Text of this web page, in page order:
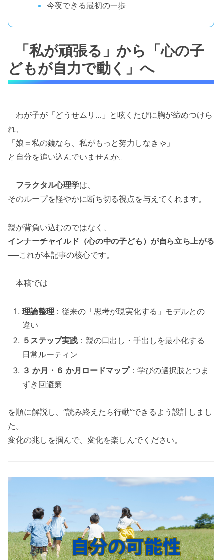
今夜できる最初の一歩
「私が頑張る」から「心の子
どもが自力で動く」へ
わが子が「どうせムリ…」と呟くたびに胸が締めつけら
れ、
「娘＝私の鏡なら、私がもっと努力しなきゃ」
と自分を追い込んでいませんか。
フラクタル心理学は、
そのループを軽やかに断ち切る視点を与えてくれます。
親が背負い込むのではなく、
インナーチャイルド（心の中の子ども）が自ら立ち上がる
──これが本記事の核心です。
本稿では
理論整理 ：従来の「思考が現実化する」モデルとの
違い
５ステップ実践 ：親の口出し・手出しを最小化する
日常ルーティン
３ か月・６ か月ロードマップ：学びの選択肢とつま
ずき回避策
を順に解説し、“読み終えたら行動”できるよう設計しまし
た。
変化の兆しを掴んで、変化を楽しんでください。